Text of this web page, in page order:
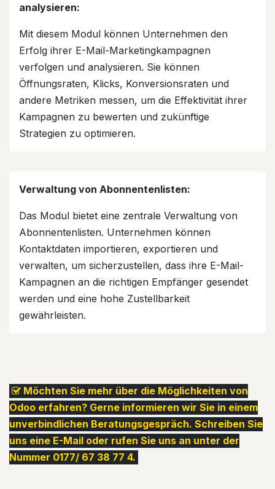
analysieren:
Mit diesem Modul können Unternehmen den
Erfolg ihrer E-Mail-Marketingkampagnen
verfolgen und analysieren. Sie können
Öffnungsraten, Klicks, Konversionsraten und
andere Metriken messen, um die Effektivität ihrer
Kampagnen zu bewerten und zukünftige
Strategien zu optimieren.
Verwaltung von Abonnentenlisten:
Das Modul bietet eine zentrale Verwaltung von
Abonnentenlisten. Unternehmen können
Kontaktdaten importieren, exportieren und
verwalten, um sicherzustellen, dass ihre E-Mail-
Kampagnen an die richtigen Empfänger gesendet
werden und eine hohe Zustellbarkeit
gewährleisten.
Möchten Sie mehr über die Möglichkeiten von
Odoo erfahren? Gerne informieren wir Sie in einem
unverbindlichen Beratungsgespräch. Schreiben Sie
uns eine E-Mail oder rufen Sie uns an unter der
Nummer 0177/ 67 38 77 4.